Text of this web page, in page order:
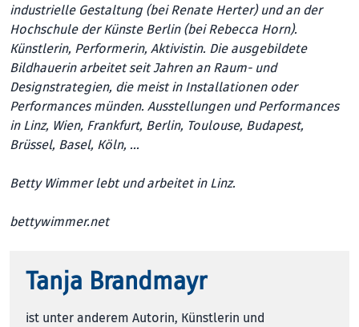
industrielle Gestaltung (bei Renate Herter) und an der
Hochschule der Künste Berlin (bei Rebecca Horn).
Künstlerin, Performerin, Aktivistin. Die ausgebildete
Bildhauerin arbeitet seit Jahren an Raum- und
Designstrategien, die meist in Installationen oder
Performances münden. Ausstellungen und Performances
in Linz, Wien, Frankfurt, Berlin, Toulouse, Budapest,
Brüssel, Basel, Köln, …
Betty Wimmer lebt und arbeitet in Linz.
bettywimmer.net
Tanja Brandmayr
ist unter anderem Autorin, Künstlerin und